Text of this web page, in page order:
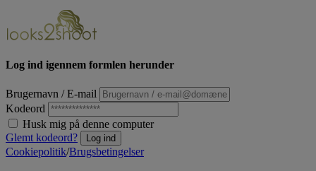
Log ind igennem formlen herunder
Brugernavn / E-mail
Kodeord
Husk mig på denne computer
Glemt kodeord?
Log ind
Cookiepolitik/Brugsbetingelser